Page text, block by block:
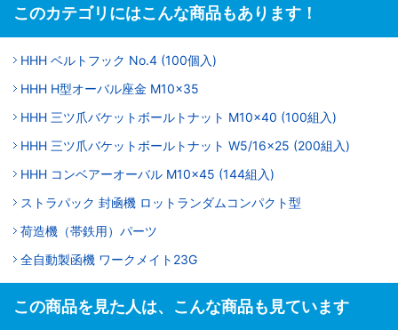
このカテゴリにはこんな商品もあります！
HHH ベルトフック No.4 (100個入)
HHH H型オーバル座金 M10×35
HHH 三ツ爪バケットボールトナット M10×40 (100組入)
HHH 三ツ爪バケットボールトナット W5/16×25 (200組入)
HHH コンベアーオーバル M10×45 (144組入)
ストラパック 封凾機 ロットランダムコンパクト型
荷造機（帯鉄用）パーツ
全自動製函機 ワークメイト23G
この商品を見た人は、こんな商品も見ています